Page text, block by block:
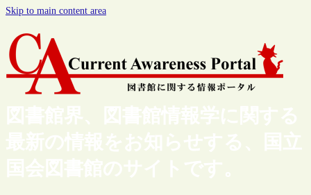
Skip to main content area
図書館界、図書館情報学に関する
最新の情報をお知らせする、国立
国会図書館のサイトです。